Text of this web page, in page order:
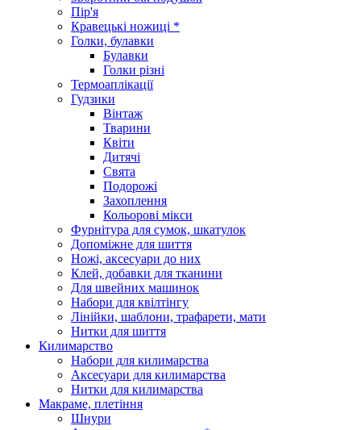
Пір'я
Кравецькі ножиці *
Голки, булавки
Булавки
Голки різні
Термоаплікації
Гудзики
Вінтаж
Тварини
Квіти
Дитячі
Свята
Подорожі
Захоплення
Кольорові мікси
Фурнітура для сумок, шкатулок
Допоміжне для шиття
Ножі, аксесуари до них
Клей, добавки для тканини
Для швейних машинок
Набори для квілтінгу
Лінійки, шаблони, трафарети, мати
Нитки для шиття
Килимарство
Набори для килимарства
Аксесуари для килимарства
Нитки для килимарства
Макраме, плетіння
Шнури